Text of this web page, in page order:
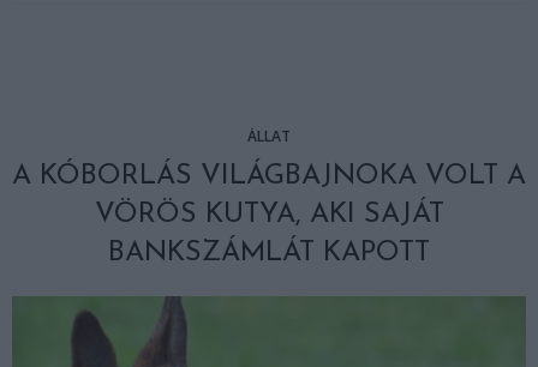
ÁLLAT
A KÓBORLÁS VILÁGBAJNOKA VOLT A
VÖRÖS KUTYA, AKI SAJÁT
BANKSZÁMLÁT KAPOTT